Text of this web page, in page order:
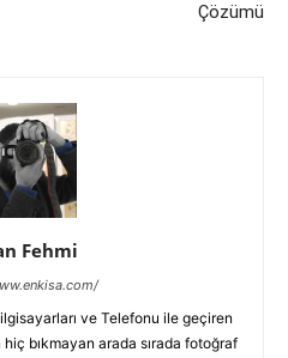
Çözümü
Fehmi
ve Telefonu ile geçiren
bıkmayan arada sırada fotoğraf